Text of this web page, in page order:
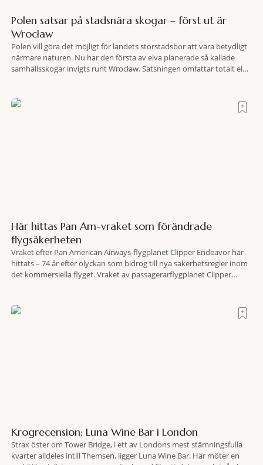
Polen satsar på stadsnära skogar – först ut är
Wrocław
Polen vill göra det möjligt för landets storstadsbor att vara betydligt
närmare naturen. Nu har den första av elva planerade så kallade
samhällsskogar invigts runt Wrocław. Satsningen omfattar totalt elva
fler människor ska kunna promenera, motionera
Här hittas Pan Am-vraket som förändrade
flygsäkerheten
Vraket efter Pan American Airways-flygplanet Clipper Endeavor har
hittats – 74 år efter olyckan som bidrog till nya säkerhetsregler inom
det kommersiella flyget. Vraket av passagerarflygplanet Clipper
lokaliserades den 2 juni i år med hjälp
Krogrecension: Luna Wine Bar i London
Strax öster om Tower Bridge, i ett av Londons mest stämningsfulla
kvarter alldeles intill Themsen, ligger Luna Wine Bar. Här möter en